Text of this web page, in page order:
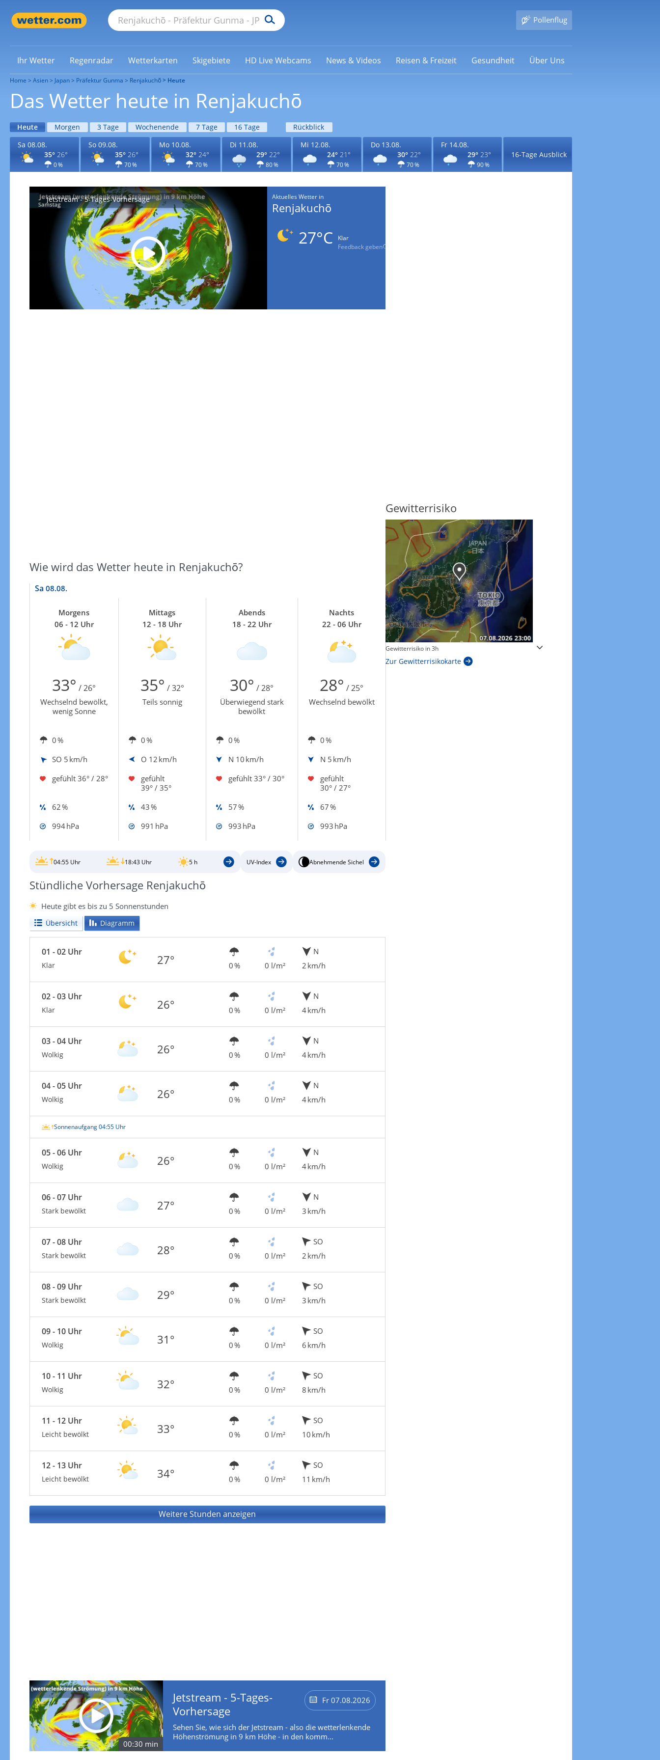
Pollenflug
Ihr Wetter Regenradar Wetterkarten Skigebiete HD Live Webcams News & Videos Reisen & Freizeit Gesundheit Über Uns
Home Asien Japan Präfektur Gunma Renjakuchō Heute
Das Wetter heute in Renjakuchō
Heute Morgen 3 Tage Wochenende 7 Tage 16 Tage
Rückblick
Sa 08.08.
35° 26°
0 %
So 09.08.
35° 26°
70 %
Mo 10.08.
32° 24°
70 %
Di 11.08.
29° 22°
80 %
Mi 12.08.
24° 21°
70 %
Do 13.08.
30° 22°
70 %
Fr 14.08.
29° 23°
90 %
16-Tage Ausblick
Jetstream - 5-Tages-Vorhersage Aktuelles Wetter in
Renjakuchō
27°C
Klar
Feedback geben
Wie wird das Wetter heute in Renjakuchō?
Sa 08.08.
Morgens
06 - 12 Uhr
Mittags
12 - 18 Uhr
Abends
18 - 22 Uhr
Nachts
22 - 06 Uhr
33° / 26° 35° / 32° 30° / 28° 28° / 25°
Wechselnd bewölkt,
wenig Sonne
Teils sonnig
Überwiegend stark
bewölkt
Wechselnd bewölkt
0 % 0 % 0 %
0 %
SO 5 km/h O 12 km/h N 10 km/h N 5 km/h
gefühlt 36° / 28°
gefühlt
39° / 35°
gefühlt 33° / 30°
gefühlt
30° / 27°
62 %
43 % 57 %
67 %
994 hPa
991 hPa 993 hPa 993 hPa
04:55 Uhr 18:43 Uhr 5 h UV-Index Abnehmende Sichel
Stündliche Vorhersage Renjakuchō
Heute gibt es bis zu 5 Sonnenstunden
Übersicht Diagramm
01 - 02 Uhr
Klar 27° 0 % 0 l/m²
N
2 km/h
02 - 03 Uhr
Klar 26° 0 % 0 l/m²
N
4 km/h
03 - 04 Uhr
Wolkig 26° 0 % 0 l/m²
N
4 km/h
04 - 05 Uhr
Wolkig 26° 0 % 0 l/m²
N
4 km/h
Sonnenaufgang 04:55 Uhr
05 - 06 Uhr
Wolkig 26° 0 % 0 l/m²
N
4 km/h
06 - 07 Uhr
Stark bewölkt 27° 0 % 0 l/m²
N
3 km/h
07 - 08 Uhr
Stark bewölkt 28° 0 % 0 l/m²
SO
2 km/h
08 - 09 Uhr
Stark bewölkt 29° 0 % 0 l/m²
SO
3 km/h
09 - 10 Uhr
Wolkig 31° 0 % 0 l/m²
SO
6 km/h
10 - 11 Uhr
Wolkig 32° 0 % 0 l/m²
SO
8 km/h
11 - 12 Uhr
Leicht bewölkt 33° 0 % 0 l/m²
SO
10 km/h
12 - 13 Uhr
Leicht bewölkt 34° 0 % 0 l/m²
SO
11 km/h
Weitere Stunden anzeigen
00:30 min
Fr 07.08.2026
Jetstream - 5-Tages-
Vorhersage
Sehen Sie, wie sich der Jetstream - also die wetterlenkende
Höhenströmung in 9 km Höhe - in den komm...
Windgeschwindigkeiten in 3h
Zur Windgeschwindigkeitenkarte
Sonnenschein heute
Zur Sonnenscheindauerkarte
Gewitterrisiko
Gewitterrisiko in 3h
Zur Gewitterrisikokarte
Windböen heute